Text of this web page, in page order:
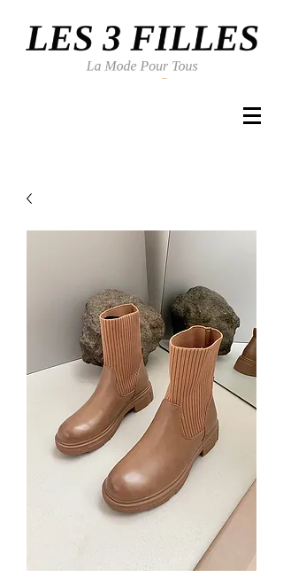
Se connecter